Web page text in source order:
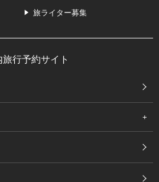
旅ライター募集
旅行予約サイト